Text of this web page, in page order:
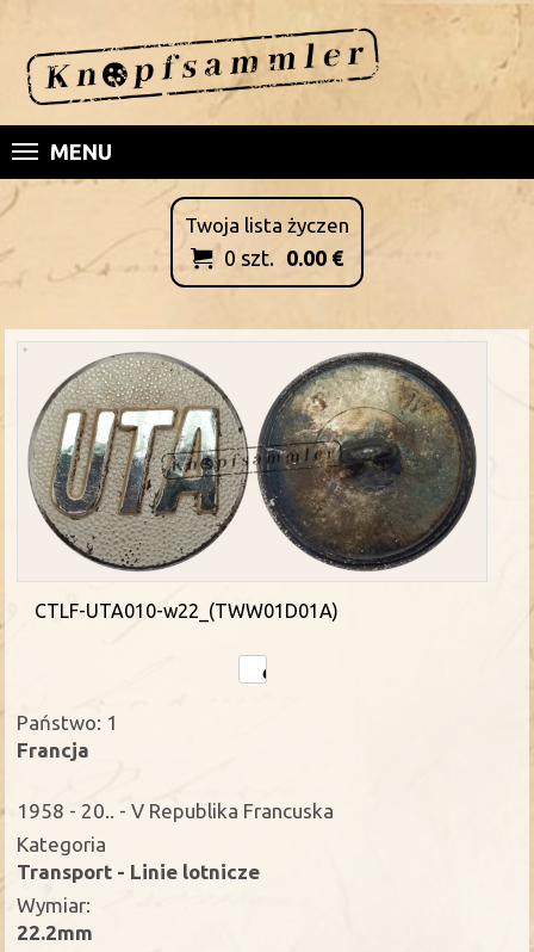
MENU
Twoja lista życzen
 0 szt. 0.00 €
CTLF-UTA010-w22_(TWW01D01A)
Państwo: 1
Francja
1958 - 20.. - V Republika Francuska
Kategoria
Transport - Linie lotnicze
Wymiar:
22.2mm